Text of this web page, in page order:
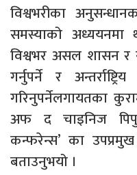
विश्वभरीका
समस्याको अध्ययनमा
विश्वभर असल शासन र
गर्नुपर्ने र
गरिनुपर्नेलगायतका
अफ द चाइनिज
कन्फरेन्स’ का
बताउनुभयो ।